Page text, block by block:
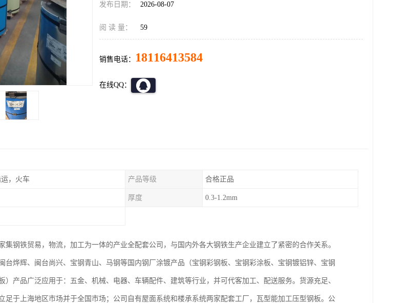
发布日期： 2026-08-07
阅 读 量： 59
销售电话： 18116413584
在线QQ：
，火车 产品等级 合格正品
厚度 0.3-1.2mm
集钢铁贸易，物流，加工为一体的产业全配套公司，与国内外各大钢铁生产企业建立了紧密的合作关系。
台烨辉、闽台尚兴、宝钢青山、马钢等国内钢厂涂镀产品（宝钢彩钢板、宝钢彩涂板、宝钢镀铝锌、宝钢
）产品广泛应用于：五金、机械、电器、车辆配件、建筑等行业，并可代客加工、配送服务。货源充足、
足于上海地区市场并于全国市场；公司自有屋面系统和楼承系统两家配套工厂，瓦型能加工压型钢板。公